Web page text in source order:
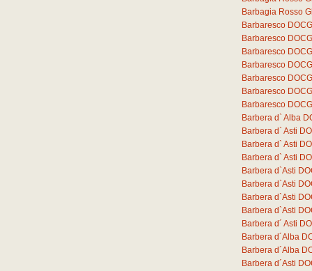
Barbagia Rosso
Barbaresco
Barbaresco
Barbaresco
Barbaresco
Barbaresco
Barbaresco
Barbaresco
Barbera d` Alba
Barbera d` Asti
Barbera d` Asti
Barbera d` Asti
Barbera d`Asti
Barbera d`Asti
Barbera d`Asti
Barbera d`Asti
Barbera d´ Asti
Barbera d´Alba
Barbera d´Alba
Barbera d´Asti